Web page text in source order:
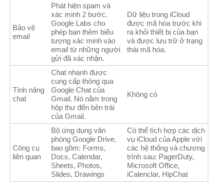
Bảo vệ
email
Phát hiện spam và
xác minh 2 bước.
Google Labs cho
phép bạn thêm biểu
tượng xác minh vào
email từ những người
gửi đã xác nhận.
Dữ liệu trong iCloud
được mã hóa trước khi
ra khỏi thiết bị của bạn
và được lưu trữ ở trạng
thái mã hóa.
Tính năng
chat
Chat nhanh được
cung cấp thông qua
Google Chat của
Gmail. Nó nằm trong
hộp thư đến bên trái
của Gmail.
Không có
Công cụ
liên quan
Bộ ứng dụng văn
phòng Google Drive,
bao gồm: Forms,
Docs, Calendar,
Sheets, Photos,
Slides, Drawings
Có thể tích hợp các dịch
vụ iCloud của Apple với
các hệ thống và chương
trình sau: PagerDuty,
Microsoft Office,
iCalenclar, HipChat